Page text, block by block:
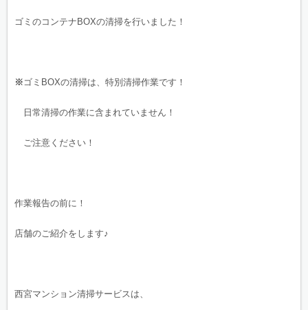
ゴミのコンテナBOXの清掃を行いました！
※ゴミBOXの清掃は、特別清掃作業です！
日常清掃の作業に含まれていません！
ご注意ください！
作業報告の前に！
店舗のご紹介をします♪
西宮マンション清掃サービスは、